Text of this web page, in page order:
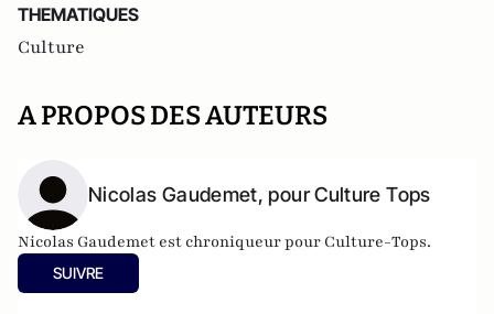
THEMATIQUES
Culture
A PROPOS DES AUTEURS
Nicolas Gaudemet, pour Culture Tops
Nicolas Gaudemet est chroniqueur pour Culture-Tops.
SUIVRE